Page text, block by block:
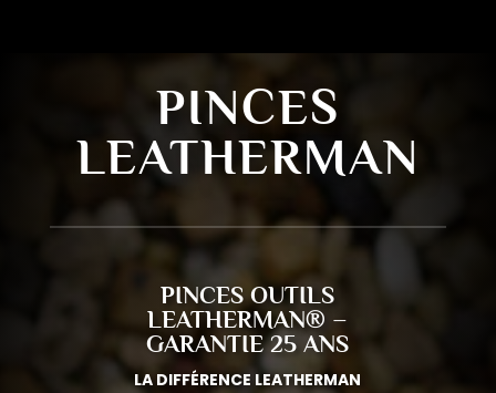
PINCES
LEATHERMAN
PINCES OUTILS
LEATHERMAN® –
GARANTIE 25 ANS
LA DIFFÉRENCE LEATHERMAN